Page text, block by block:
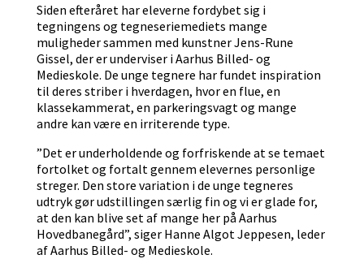
Siden efteråret har eleverne fordybet sig i
tegningens og tegneseriemediets mange
muligheder sammen med kunstner Jens-Rune
Gissel, der er underviser i Aarhus Billed- og
Medieskole. De unge tegnere har fundet inspiration
til deres striber i hverdagen, hvor en flue, en
klassekammerat, en parkeringsvagt og mange
andre kan være en irriterende type.
”Det er underholdende og forfriskende at se temaet
fortolket og fortalt gennem elevernes personlige
streger. Den store variation i de unge tegneres
udtryk gør udstillingen særlig fin og vi er glade for,
at den kan blive set af mange her på Aarhus
Hovedbanegård”, siger Hanne Algot Jeppesen, leder
af Aarhus Billed- og Medieskole.